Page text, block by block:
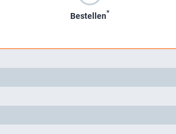
Bestellen*